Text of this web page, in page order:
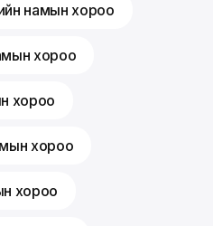
намын хороо
хороо
хороо
хороо
хороо